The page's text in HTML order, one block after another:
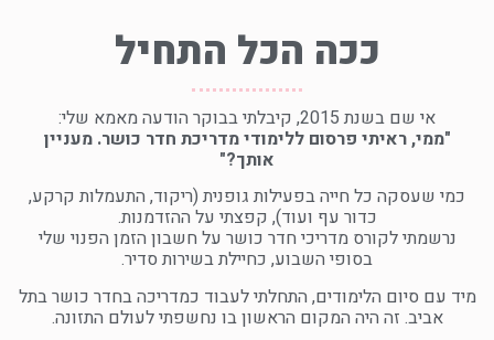
ככה הכל התחיל
אי שם בשנת 2015, קיבלתי בבוקר הודעה מאמא שלי:
"ממי, ראיתי פרסום ללימודי מדריכת חדר כושר. מעניין
אותך?"
כמי שעסקה כל חייה בפעילות גופנית (ריקוד, התעמלות קרקע,
כדור עף ועוד), קפצתי על ההזדמנות.
נרשמתי לקורס מדריכי חדר כושר על חשבון הזמן הפנוי שלי
בסופי השבוע, כחיילת בשירות סדיר.
מיד עם סיום הלימודים, התחלתי לעבוד כמדריכה בחדר כושר בתל
אביב. זה היה המקום הראשון בו נחשפתי לעולם התזונה.